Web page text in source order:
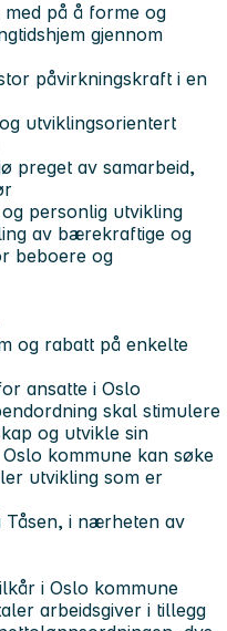
på å forme og
gjennom
påvirkningskraft i en
utviklingsorientert
preget av samarbeid,
personlig utvikling
av bærekraftige og
beboere og
og rabatt på enkelte
ansatte i Oslo
skal stimulere
og utvikle sin
kommune kan søke
utvikling som er
Tåsen, i nærheten av
i Oslo kommune
arbeidsgiver i tillegg